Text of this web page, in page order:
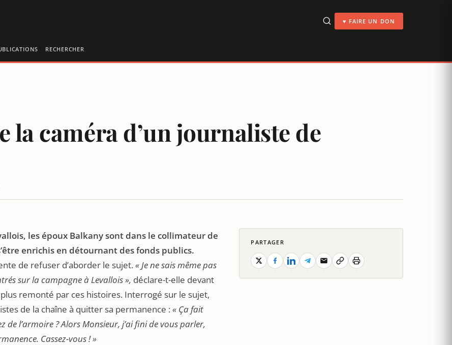
♥ FAIRE UN DON
RECHERCHER
la caméra d’un journaliste de
les époux Balkany sont dans le collimateur de
enrichis en détournant des fonds publics.
de refuser d’aborder le sujet.« Je ne sais même pas
sur la campagne à Levallois », déclare-t-elle devant
remonté par ces histoires. Interrogé sur le sujet,
de la chaîne à quitter sa permanence :« Ça fait
de l’armoire ? Alors Monsieur, j’ai fini de vous parler,
Cassez-vous ! »
PARTAGER